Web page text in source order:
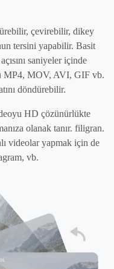
çevirebilir, dikey
tersini yapabilir. Basit
saniyeler içinde
MP4, MOV, AVI, GIF vb.
döndürebilir.
HD çözünürlükte
olanak tanır. filigran.
videolar yapmak için de
vb.